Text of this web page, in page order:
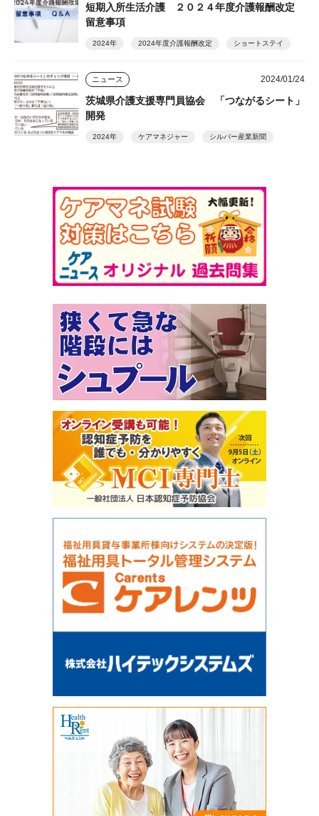
短期入所生活介護 ２０２４年度介護報酬改定
留意事項
2024年 2024年度介護報酬改定 ショートステイ
ニュース 2024/01/24
茨城県介護支援専門員協会 「つながるシート」
開発
2024年 ケアマネジャー シルバー産業新聞